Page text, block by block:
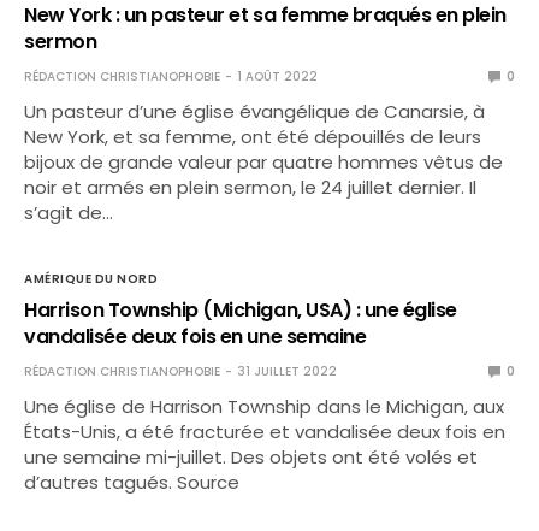
New York : un pasteur et sa femme braqués en plein
sermon
RÉDACTION CHRISTIANOPHOBIE 1 AOÛT 2022 0
Un pasteur d’une église évangélique de Canarsie, à
New York, et sa femme, ont été dépouillés de leurs
bijoux de grande valeur par quatre hommes vêtus de
noir et armés en plein sermon, le 24 juillet dernier. Il
s’agit de…
AMÉRIQUE DU NORD
Harrison Township (Michigan, USA) : une église
vandalisée deux fois en une semaine
RÉDACTION CHRISTIANOPHOBIE 31 JUILLET 2022 0
Une église de Harrison Township dans le Michigan, aux
États-Unis, a été fracturée et vandalisée deux fois en
une semaine mi-juillet. Des objets ont été volés et
d’autres tagués. Source